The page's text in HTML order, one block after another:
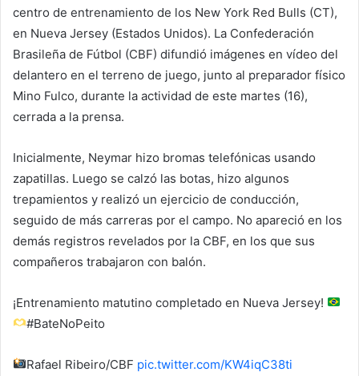
centro de entrenamiento de los New York Red Bulls (CT),
en Nueva Jersey (Estados Unidos). La Confederación
Brasileña de Fútbol (CBF) difundió imágenes en vídeo del
delantero en el terreno de juego, junto al preparador físico
Mino Fulco, durante la actividad de este martes (16),
cerrada a la prensa.
Inicialmente, Neymar hizo bromas telefónicas usando
zapatillas. Luego se calzó las botas, hizo algunos
trepamientos y realizó un ejercicio de conducción,
seguido de más carreras por el campo. No apareció en los
demás registros revelados por la CBF, en los que sus
compañeros trabajaron con balón.
¡Entrenamiento matutino completado en Nueva Jersey!
#BateNoPeito
Rafael Ribeiro/CBF pic.twitter.com/KW4iqC38ti